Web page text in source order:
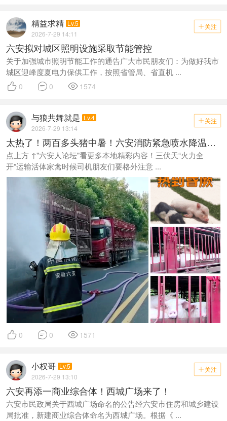
 关注
精益求精 Lv.5
2026-7-29 14:11
六安拟对城区照明设施采取节能管控
关于加强城市照明节能工作的通告广大市民朋友们：为做好我市
城区迎峰度夏电力保供工作，按照省管局、省直机 ...
 0  0  1574
 关注
与狼共舞就是 Lv.4
2026-7-29 13:14
太热了！两百多头猪中暑！六安消防紧急喷水降温…
点上方 ↑"六安人论坛"看更多本地精彩内容！三伏天“火力全
开”运输活体家禽时候司机朋友们要格外注意 ...
 0  0  1571
 关注
小权哥 Lv.5
2026-7-29 13:10
六安再添一商业综合体！西城广场来了！
六安市民政局关于西城广场命名的公告经六安市住房和城乡建设
局批准，新建商业综合体命名为西城广场。根据《 ...